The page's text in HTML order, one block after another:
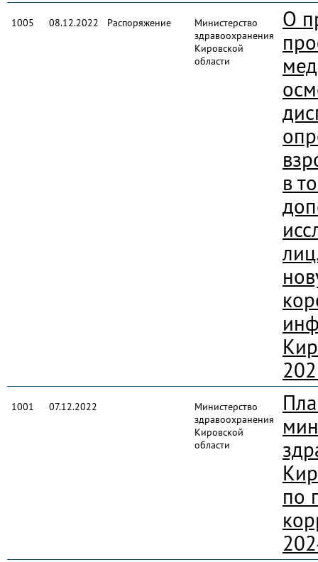
1005 08.12.2022 Распоряжение
Министерство
здравоохранения
Кировской
области
О
в
1001 07.12.2022
Министерство
здравоохранения
Кировской
области
по